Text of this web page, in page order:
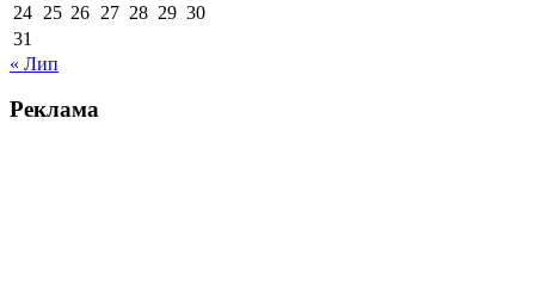
24 25 26 27 28 29 30
31
« Лип
Реклама